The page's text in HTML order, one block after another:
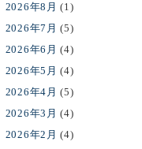
2026年8月 (1)
2026年7月 (5)
2026年6月 (4)
2026年5月 (4)
2026年4月 (5)
2026年3月 (4)
2026年2月 (4)